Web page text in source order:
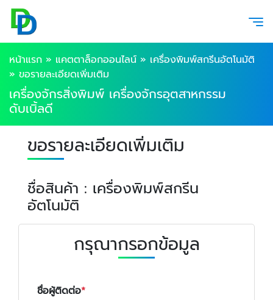
หน้าแรก » แคตตาล็อกออนไลน์ » เครื่องพิมพ์สกรีนอัตโนมัติ
» ขอรายละเอียดเพิ่มเติม
เครื่องจักรสิ่งพิมพ์ เครื่องจักรอุตสาหกรรม
ดับเบิ้ลดี
ขอรายละเอียดเพิ่มเติม
ชื่อสินค้า : เครื่องพิมพ์สกรีน
อัตโนมัติ
กรุณากรอกข้อมูล
ชื่อผู้ติดต่อ